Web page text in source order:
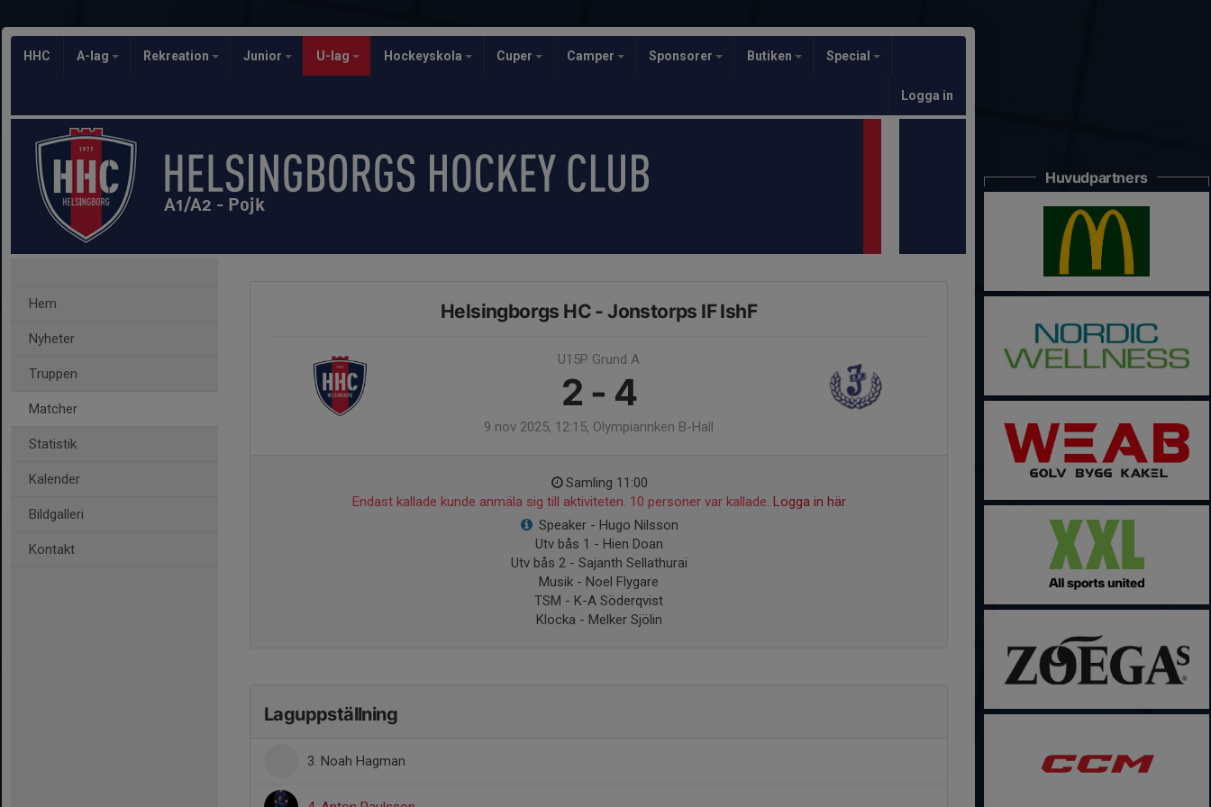
HHC A-lag Rekreation Junior U-lag Hockeyskola Cuper Camper Sponsorer Butiken Special
Logga in
A1/A2 - Pojk
Hem
Nyheter
Truppen
Matcher
Statistik
Kalender
Bildgalleri
Kontakt
Helsingborgs HC - Jonstorps IF IshF
U15P Grund A
2 - 4
9 nov 2025, 12:15, Olympiarinken B-Hall
Samling 11:00
Endast kallade kunde anmäla sig till aktiviteten. 10 personer var kallade. Logga in här
Speaker - Hugo Nilsson
Utv bås 1 - Hien Doan
Utv bås 2 - Sajanth Sellathurai
Musik - Noel Flygare
TSM - K-A Söderqvist
Klocka - Melker Sjölin
Laguppställning
3. Noah Hagman
Huvudpartners